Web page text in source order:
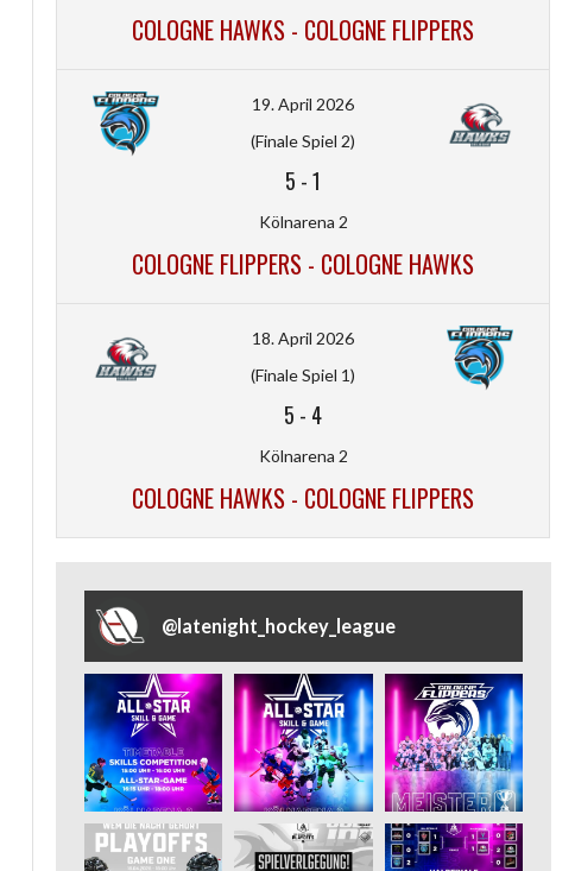
COLOGNE HAWKS - COLOGNE FLIPPERS
19. April 2026
(Finale Spiel 2)
5 -1
Kölnarena 2
COLOGNE FLIPPERS - COLOGNE HAWKS
18. April 2026
(Finale Spiel 1)
5 - 4
Kölnarena 2
COLOGNE HAWKS - COLOGNE FLIPPERS
@latenight_hockey_league